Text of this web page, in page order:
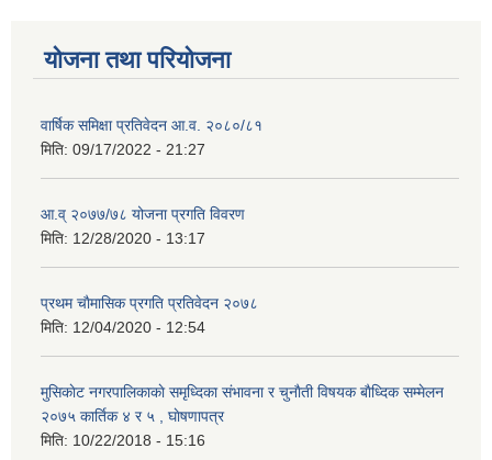
योजना तथा परियोजना
वार्षिक समिक्षा प्रतिवेदन आ.व. २०८०/८१
मिति: 09/17/2022 - 21:27
आ.व् २०७७/७८ योजना प्रगति विवरण
मिति: 12/28/2020 - 13:17
प्रथम चाैमासिक प्रगति प्रतिवेदन २०७८
मिति: 12/04/2020 - 12:54
मुसिकाेट नगरपालिकाकाे समृध्दिका संभावना र चुनाैती विषयक बाैध्दिक सम्मेलन
२०७५ कार्तिक ४ र ५ , घाेषणापत्र
मिति: 10/22/2018 - 15:16